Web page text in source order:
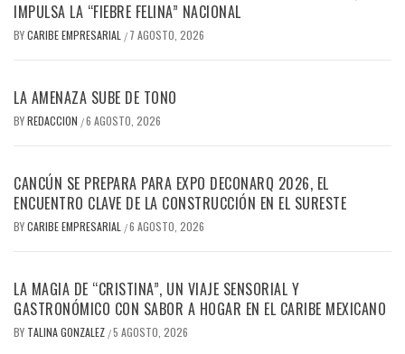
IMPULSA LA “FIEBRE FELINA” NACIONAL
BYCARIBE EMPRESARIAL / 7 AGOSTO, 2026
LA AMENAZA SUBE DE TONO
BYREDACCION /6 AGOSTO, 2026
CANCÚN SE PREPARA PARA EXPO DECONARQ 2026, EL
ENCUENTRO CLAVE DE LA CONSTRUCCIÓN EN EL SURESTE
BYCARIBE EMPRESARIAL /6 AGOSTO, 2026
LA MAGIA DE “CRISTINA”, UN VIAJE SENSORIAL Y
GASTRONÓMICO CON SABOR A HOGAR EN EL CARIBE MEXICANO
BY TALINA GONZALEZ /5 AGOSTO, 2026